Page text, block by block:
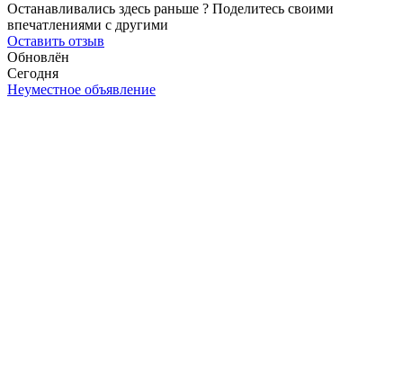
Останавливались здесь раньше ? Поделитесь своими
впечатлениями с другими
Оставить отзыв
Обновлён
Сегодня
Неуместное объявление